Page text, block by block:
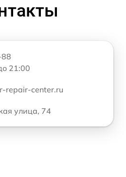
21:00
repair-center.ru
улица, 74